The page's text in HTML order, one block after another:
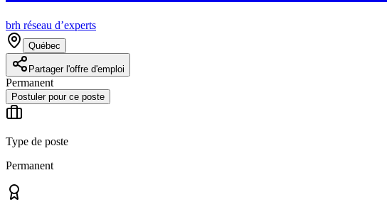
brh réseau d’experts
Québec
Partager l'offre d'emploi
Permanent
Postuler pour ce poste
Type de poste
Permanent